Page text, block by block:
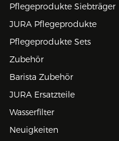
Pflegeprodukte Siebträger
JURA Pflegeprodukte
Pflegeprodukte Sets
Zubehör
Barista Zubehör
JURA Ersatzteile
Wasserfilter
Neuigkeiten